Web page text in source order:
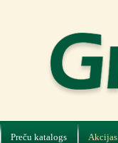
Preču katalogs Akcijas